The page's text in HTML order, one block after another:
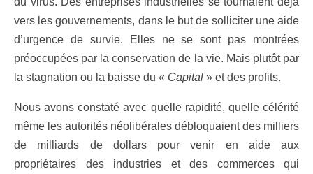
vers les gouvernements, dans le but de solliciter une aide
d’urgence de survie. Elles ne se sont pas montrées
préoccupées par la conservation de la vie. Mais plutôt par
la stagnation ou la baisse du « Capital » et des profits.
Nous avons constaté avec quelle rapidité, quelle célérité
même les autorités néolibérales débloquaient des milliers
de milliards de dollars pour venir en aide aux
propriétaires des industries et des commerces qui